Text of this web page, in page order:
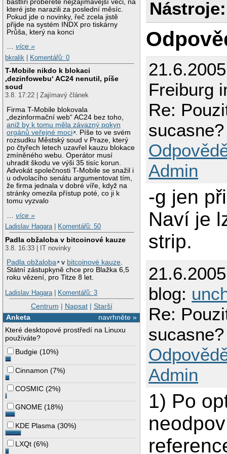
bastlíři proberete nejzajímavější věci, na
které jste narazili za poslední měsíc.
Pokud jde o novinky, řeč zcela jistě
přijde na systém INDX pro tiskárny
Průša, který na konci
…více »
bkralik | Komentářů: 0
T-Mobile nikdo k blokaci
‚dezinfowebu‘ AC24 nenutil, píše
soud
3.8. 17:22 | Zajímavý článek
Firma T-Mobile blokovala
„dezinformační web“ AC24 bez toho,
aniž by k tomu měla závazný pokyn
orgánů veřejné moci
. Píše to ve svém
rozsudku Městský soud v Praze, který
po čtyřech letech uzavřel kauzu blokace
zmíněného webu. Operátor musí
uhradit škodu ve výši 35 tisíc korun.
Advokát společnosti T-Mobile se snažil i
u odvolacího senátu argumentovat tím,
že firma jednala v dobré víře, když na
stránky omezila přístup poté, co ji k
tomu vyzvalo
…více »
Ladislav Hagara| Komentářů: 50
Padla obžaloba v bitcoinové kauze
3.8. 16:33 | IT novinky
Padla obžaloba
v bitcoinové kauze.
Státní zástupkyně chce pro Blažka 6,5
roku vězení, pro Titze 8 let.
Ladislav Hagara| Komentářů: 3
Centrum | Napsat| Starší
navrhněte »
Anketa
Které desktopové prostředí na Linuxu
používáte?
Budgie (10%)
Cinnamon (7%)
COSMIC (2%)
GNOME (18%)
KDE Plasma (30%)
LXQt (6%)
Nástroje:
Freiburg
Re:
sucasne?
Admin
-g jen
Naví je
strip.
blog:
Re:
sucasne?
Admin
1) Po